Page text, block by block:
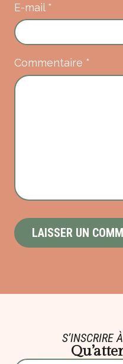
Commentaire *
E-mail *
S’INSCRIRE